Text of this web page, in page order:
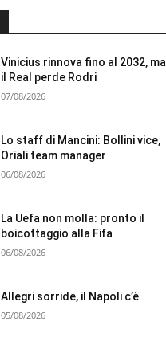
Vinicius rinnova fino al 2032, ma
il Real perde Rodri
07/08/2026
Lo staff di Mancini: Bollini vice,
Oriali team manager
06/08/2026
La Uefa non molla: pronto il
boicottaggio alla Fifa
06/08/2026
Allegri sorride, il Napoli c’è
05/08/2026